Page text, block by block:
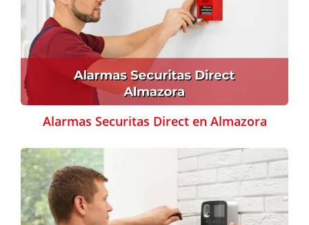
Alarmas Securitas Direct en Almazora